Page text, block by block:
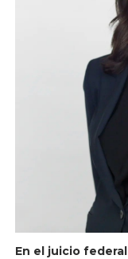
En el juicio